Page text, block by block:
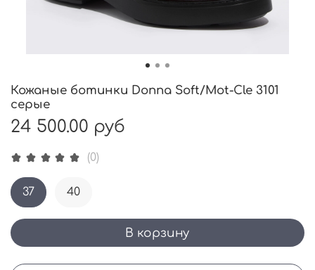
(0)
Кожаные ботинки Donna Soft/Mot-Cle 3101
серые
24 500.00 руб
В корзину
37 40